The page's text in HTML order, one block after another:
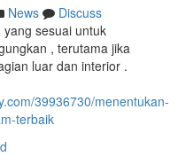
News
Discuss
sesuai untuk
, terutama jika
luar dan interior .
39936730/menentukan-
terbaik